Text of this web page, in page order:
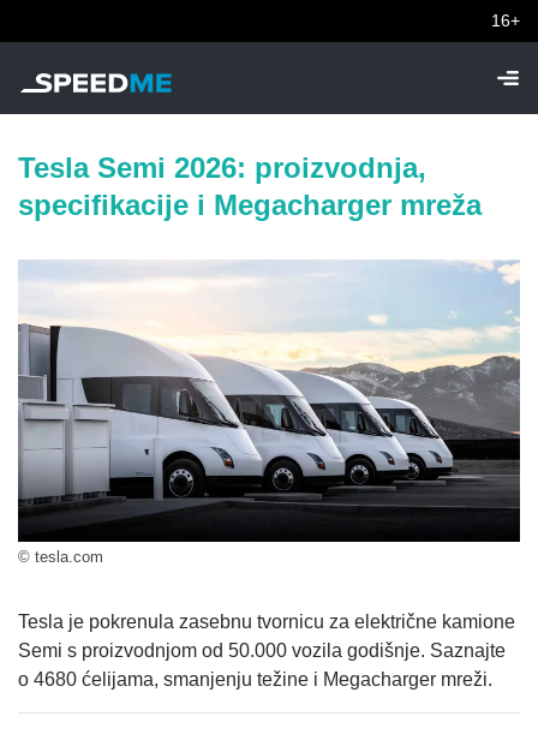
16+
Tesla Semi 2026: proizvodnja,
specifikacije i Megacharger mreža
© tesla.com
Tesla je pokrenula zasebnu tvornicu za električne kamione
Semi s proizvodnjom od 50.000 vozila godišnje. Saznajte
o 4680 ćelijama, smanjenju težine i Megacharger mreži.